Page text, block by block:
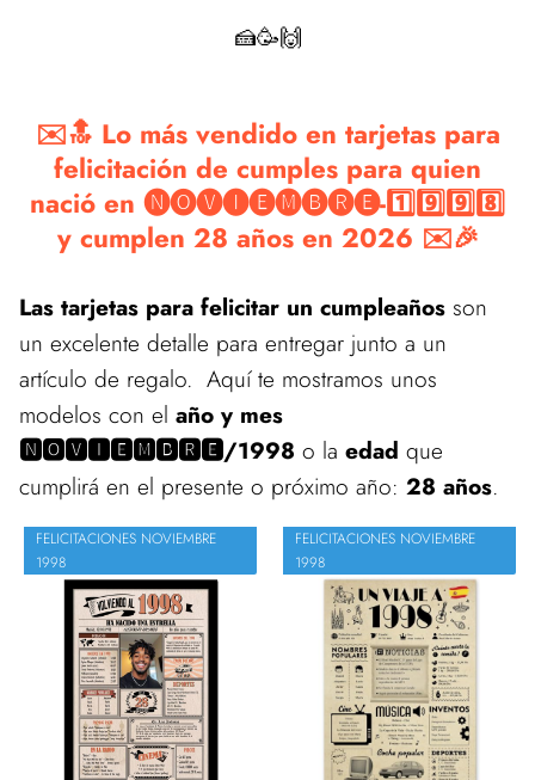
🍰🥳🙌
✉️🔝 Lo más vendido en tarjetas para
felicitación de cumples para quien
nació en 🅝🅞🅥🅘🅔🅜🅑🅡🅔-1️⃣9️⃣9️⃣8️⃣
y cumplen 28 años en 2026 ✉️🎉
Las tarjetas para felicitar un cumpleaños son
un excelente detalle para entregar junto a un
artículo de regalo. Aquí te mostramos unos
modelos con el año y mes
🅽🅾🆅🅸🅴🅼🅱🆁🅴/1998 o la edad que
cumplirá en el presente o próximo año: 28 años.
FELICITACIONES NOVIEMBRE
1998
FELICITACIONES NOVIEMBRE
1998